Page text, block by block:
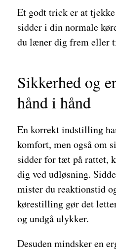
Et godt trick er at
sidder i din normale
du læner dig frem eller
Sikkerhed og
hånd i hånd
En korrekt indstilling
komfort, men også om
sidder for tæt på rattet,
dig ved udløsning.
mister du reaktionstid
kørestilling gør det
og undgå ulykker.
Desuden mindsker en